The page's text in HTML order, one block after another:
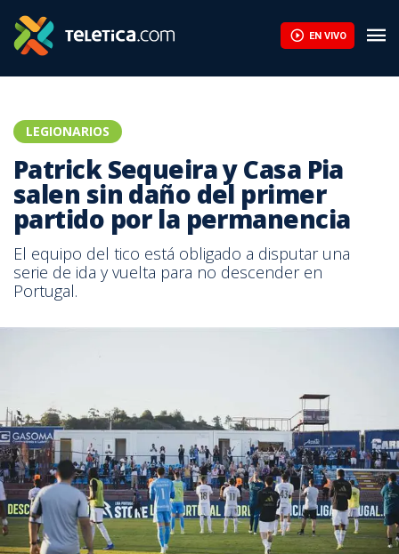
EN VIVO
LEGIONARIOS
Patrick Sequeira y Casa Pia
salen sin daño del primer
partido por la permanencia
El equipo del tico está obligado a disputar una
serie de ida y vuelta para no descender en
Portugal.